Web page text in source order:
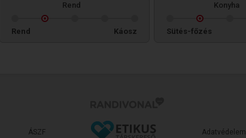
Rend
Rend Káosz
Konyha
Sütés-főzés
ÁSZF Adatvédelem